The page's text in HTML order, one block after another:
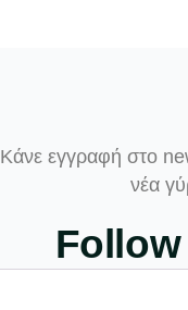
Κάνε εγγραφή στο
νέα